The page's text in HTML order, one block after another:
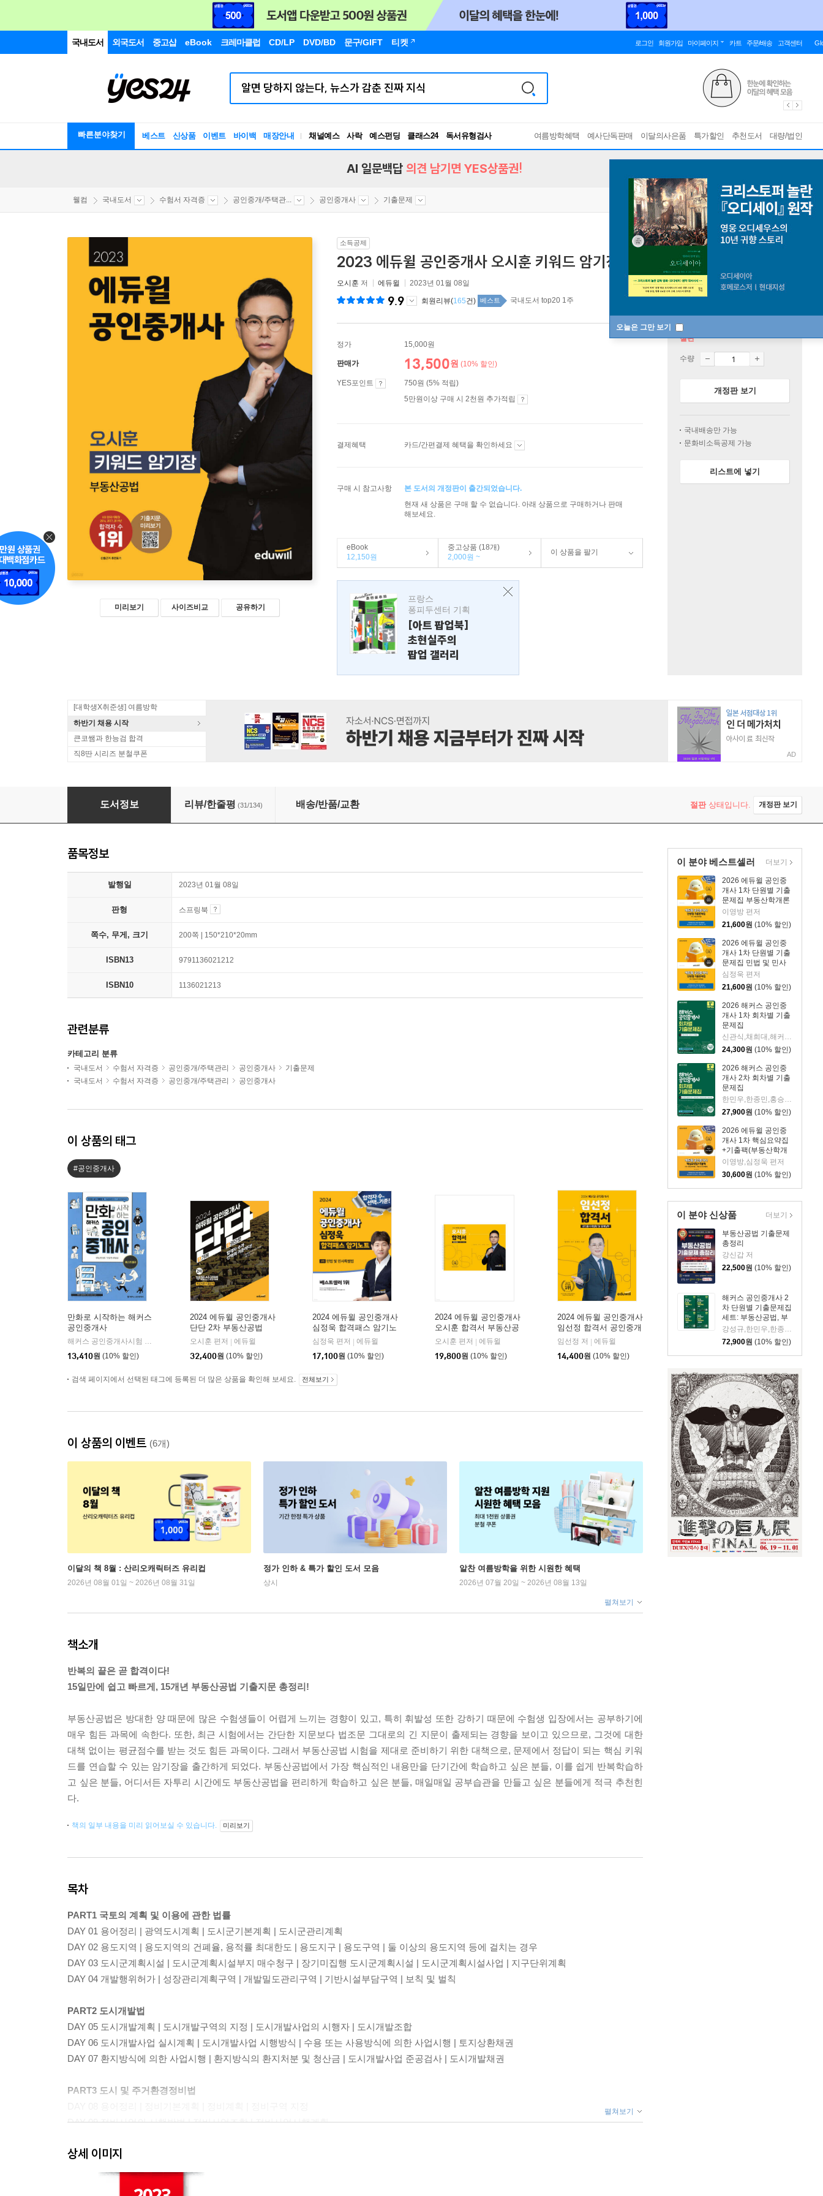
국내도서 외국도서 중고샵 eBook 크레마클럽 CD/LP DVD/BD 문구/GIFT 티켓 로그인 회원가입 마이페이지 카트 주문/배송 고객센터
빠른분야찾기 베스트 신상품 이벤트 바이백 매장안내 채널예스 사락 예스펀딩 클래스24
독서유형검사
RBTI Lab
여름방학혜택 예사단독판매 이달의사은품 특가할인 추천도서 대량/법인
오늘은 그만 보기
AI 일문백답 의견 남기면 YES상품권!
웰컴 국내도서 수험서 자격증 공인중개/주택관... 공인중개사 기출문제
미리보기 사이즈비교 공유하기
소득공제
2023 에듀윌 공인중개사 오시훈 키워드 암기장 부동산공법 [ 스프링북 ]
오시훈 저 에듀윌 2023년 01월 08일
9.9 회원리뷰(165건) 베스트 국내도서 top20 1주
정가 15,000원
판매가 13,500원 (10% 할인)
YES포인트
750원 (5% 적립)
5만원이상 구매 시 2천원 추가적립
결제혜택 카드/간편결제 혜택을 확인하세요
구매 시 참고사항
본 도서의 개정판이 출간되었습니다.
현재 새 상품은 구매 할 수 없습니다. 아래 상품으로 구매하거나 판매
해보세요.
eBook
12,150원
중고상품 (18개)
2,000원 ~
이 상품을 팔기
프랑스
퐁피두센터 기획
[아트 팝업북]
초현실주의
팝업 갤러리
절판
수량
개정판 보기
국내배송만 가능
문화비소득공제 가능
리스트에 넣기
[대학생X취준생] 여름방학
하반기 채용 시작
큰코쌤과 한능검 합격
직8딴 시리즈 분철쿠폰
AD
2023 에듀윌 공인중개사 오시훈 키워드 암기장 부동산공법
도서정보 리뷰/한줄평 (31/134) 배송/반품/교환 절판상태입니다. 개정판 보기
이 분야 베스트셀러
2026 에듀윌 공인중
개사 1차 단원별 기출
문제집 부동산학개론
이영방 편저
21,600원 (10% 할인)
2026 에듀윌 공인중
개사 1차 단원별 기출
문제집 민법 및 민사
특별법
심정욱 편저
21,600원 (10% 할인)
2026 해커스 공인중
개사 1차 회차별 기출
문제집
신관식,채희대,해커스 공인중개사시험 연구소 저
24,300원 (10% 할인)
2026 해커스 공인중
개사 2차 회차별 기출
문제집
한민우,한종민,홍승한,강성규,해커스 공인중개사시험 연구소 저
27,900원 (10% 할인)
2026 에듀윌 공인중
개사 1차 핵심요약집
+기출팩(부동산학개
론, 민법 및 민사특별
법)
이영방,심정욱 편저
30,600원 (10% 할인)
더보기
이 분야 신상품
부동산공법 기출문제
총정리
강신갑 저
22,500원 (10% 할인)
해커스 공인중개사 2
차 단원별 기출문제집
세트: 부동산공법, 부
동산세법, 부동산공시
법령, 공인중개사법령
및 실무
72,900원 (10% 할인)
더보기
품목정보
발행일 2023년 01월 08일
판형 스프링북
쪽수, 무게, 크기 200쪽 | 150*210*20mm
ISBN13 9791136021212
ISBN10 1136021213
관련분류
카테고리 분류
국내도서 수험서 자격증 공인중개/주택관리 공인중개사
기출문제
국내도서
수험서 자격증 공인중개/주택관리 공인중개사
이 상품의 태그
#공인중개사
만화로 시작하는 해커스
공인중개사
해커스 공인중개사시험 연구소 편저
해커스 공인중개사
13,410원 (10% 할인)
2024 에듀윌 공인중개사
단단 2차 부동산공법
오시훈 편저
에듀윌
32,400원 (10% 할인)
2024 에듀윌 공인중개사
심정욱 합격패스 암기노
트 : 1차 민법 및 민사특
심정욱 편저
에듀윌
17,100원 (10% 할인)
2024 에듀윌 공인중개사
오시훈 합격서 부동산공
법 이론+체계도
오시훈 편저
에듀윌
19,800원 (10% 할인)
2024 에듀윌 공인중개사
임선정 합격서 공인중개
사법령 및 중개실무
임선정 저
에듀윌
14,400원 (10% 할인)
검색 페이지에서 선택된 태그에 등록된 더 많은 상품을 확인해 보세요. 전체보기
이 상품의 이벤트 (6개)
이달의 책 8월 : 산리오캐릭터즈 유리컵
2026년 08월 01일 ~ 2026년 08월 31일
정가 인하 & 특가 할인 도서 모음
상시
알찬 여름방학을 위한 시원한 혜택
2026년 07월 20일 ~ 2026년 08월 13일
펼쳐보기
책소개
반복의 끝은 곧 합격이다!
15일만에 쉽고 빠르게, 15개년 부동산공법 기출지문 총정리!
부동산공법은 방대한 양 때문에 많은 수험생들이 어렵게 느끼는 경향이 있고, 특히 휘발성 또한 강하기 때문에 수험생 입장에서는 공부하기에
매우 힘든 과목에 속한다. 또한, 최근 시험에서는 간단한 지문보다 법조문 그대로의 긴 지문이 출제되는 경향을 보이고 있으므로, 그것에 대한
대책 없이는 평균점수를 받는 것도 힘든 과목이다. 그래서 부동산공법 시험을 제대로 준비하기 위한 대책으로, 문제에서 정답이 되는 핵심 키워
드를 연습할 수 있는 암기장을 출간하게 되었다. 부동산공법에서 가장 핵심적인 내용만을 단기간에 학습하고 싶은 분들, 이를 쉽게 반복학습하
고 싶은 분들, 어디서든 자투리 시간에도 부동산공법을 편리하게 학습하고 싶은 분들, 매일매일 공부습관을 만들고 싶은 분들에게 적극 추천힌
다.
책의 일부 내용을 미리 읽어보실 수 있습니다. 미리보기
목차
PART1 국토의 계획 및 이용에 관한 법률
DAY 01 용어정리 | 광역도시계획 | 도시군기본계획 | 도시군관리계획
DAY 02 용도지역 | 용도지역의 건폐율, 용적률 최대한도 | 용도지구 | 용도구역 | 둘 이상의 용도지역 등에 걸치는 경우
DAY 03 도시군계획시설 | 도시군계획시설부지 매수청구 | 장기미집행 도시군계획시설 | 도시군계획시설사업 | 지구단위계획
DAY 04 개발행위허가 | 성장관리계획구역 | 개발밀도관리구역 | 기반시설부담구역 | 보칙 및 벌칙
PART2 도시개발법
DAY 05 도시개발계획 | 도시개발구역의 지정 | 도시개발사업의 시행자 | 도시개발조합
DAY 06 도시개발사업 실시계획 | 도시개발사업 시행방식 | 수용 또는 사용방식에 의한 사업시행 | 토지상환채권
DAY 07 환지방식에 의한 사업시행 | 환지방식의 환지처분 및 청산금 | 도시개발사업 준공검사 | 도시개발채권
PART3 도시 및 주거환경정비법
DAY 09 정비사업의 시행방법 | 정비사업조합 | 정비사업시행계획
PART4 건축법
펼쳐보기
상세 이미지